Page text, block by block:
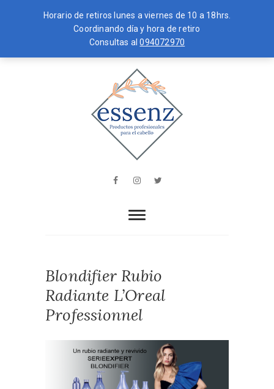
Horario de retiros lunes a viernes de 10 a 18hrs.
Coordinando día y hora de retiro
Consultas al094072970
to
essenz
EL CABELLO
FacebookInstagram
Blondifier Rubio
Radiante L’Oreal
Professionnel